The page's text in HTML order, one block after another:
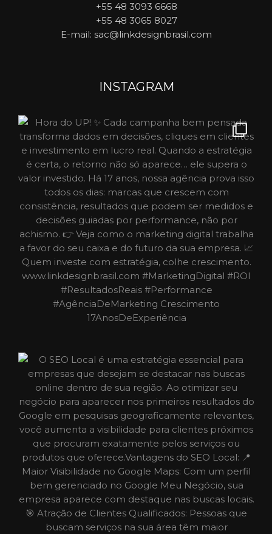
+55 48 3093 6668
+55 48 3065 8027
E-mail: sac@linkdesignbrasil.com
INSTAGRAM